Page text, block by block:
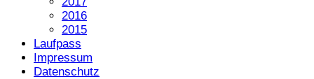
2016
2015
Laufpass
Impressum
Datenschutz